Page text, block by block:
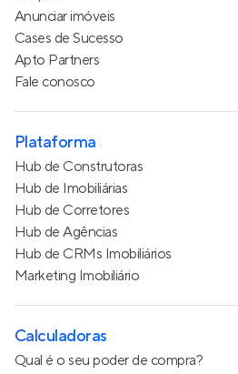
Anunciar imóveis
Cases de Sucesso
Apto Partners
Fale conosco
Plataforma
Hub de Construtoras
Hub de Imobiliárias
Hub de Corretores
Hub de Agências
Hub de CRMs Imobiliários
Marketing Imobiliário
Calculadoras
Qual é o seu poder de compra?